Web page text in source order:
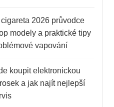
2026 průvodce
modely a praktické tipy
vapování
koupit elektronickou
a jak najít nejlepší